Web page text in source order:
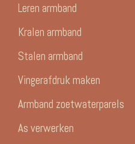
Leren armband
Kralen armband
Stalen armband
Vingerafdruk maken
Armband zoetwaterparels
As verwerken